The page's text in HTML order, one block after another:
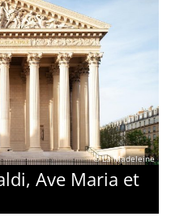
© La Madeleine
Ave Maria et